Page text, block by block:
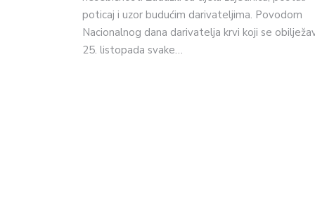
poticaj i uzor budućim darivateljima. Povodom
Nacionalnog dana darivatelja krvi koji se
25. listopada svake…